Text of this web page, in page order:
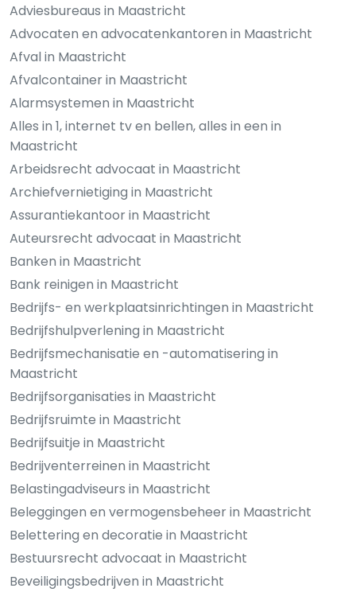
Adviesbureaus in Maastricht
Advocaten en advocatenkantoren in Maastricht
Afval in Maastricht
Afvalcontainer in Maastricht
Alarmsystemen in Maastricht
Alles in 1, internet tv en bellen, alles in een in
Maastricht
Arbeidsrecht advocaat in Maastricht
Archiefvernietiging in Maastricht
Assurantiekantoor in Maastricht
Auteursrecht advocaat in Maastricht
Banken in Maastricht
Bank reinigen in Maastricht
Bedrijfs- en werkplaatsinrichtingen in Maastricht
Bedrijfshulpverlening in Maastricht
Bedrijfsmechanisatie en -automatisering in
Maastricht
Bedrijfsorganisaties in Maastricht
Bedrijfsruimte in Maastricht
Bedrijfsuitje in Maastricht
Bedrijventerreinen in Maastricht
Belastingadviseurs in Maastricht
Beleggingen en vermogensbeheer in Maastricht
Belettering en decoratie in Maastricht
Bestuursrecht advocaat in Maastricht
Beveiligingsbedrijven in Maastricht